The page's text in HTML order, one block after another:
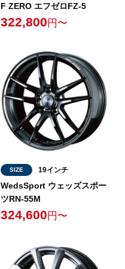
F ZERO エフゼロFZ-5
322,800 円〜
SIZE 19インチ
WedsSport ウェッズスポー
ツRN-55M
324,600 円〜